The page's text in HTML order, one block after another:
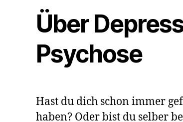
Über
Psychose
Hast du dich schon immer
haben? Oder bist du selber